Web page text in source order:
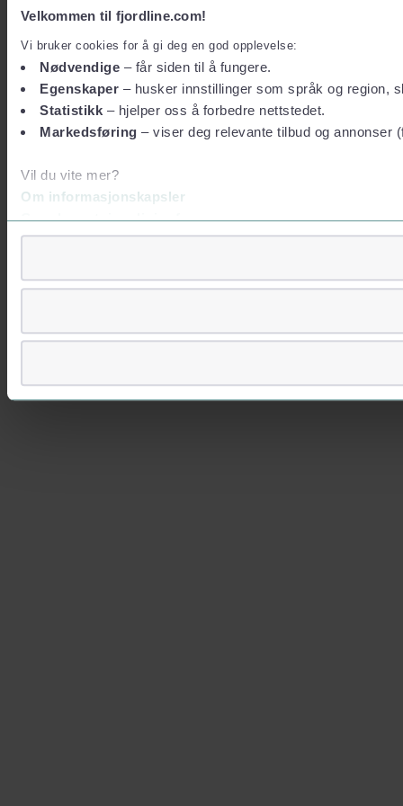
Velkommen til fjordline.com!
Vi bruker cookies for å gi deg en god opplevelse:
Nødvendige – får siden til å fungere.
Egenskaper – husker innstillinger som språk og region,
Statistikk – hjelper oss å forbedre nettstedet.
Markedsføring – viser deg relevante tilbud og annonser
Vil du vite mer?
Om informasjonskapsler
Googles retningslinjer for personvern
Vi lagrer aldri informasjon gjennom cookies som direkte